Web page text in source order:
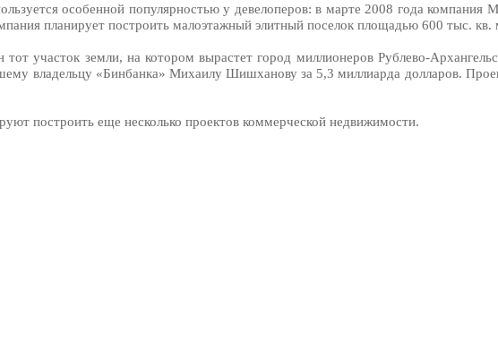
особенной популярностью у девелоперов: в марте 2008 года компания
планирует построить малоэтажный элитный поселок площадью 600 тыс. кв.
участок земли, на котором вырастет город миллионеров Рублево-
владельцу «Бинбанка» Михаилу Шишханову за 5,3 миллиарда долларов.
построить еще несколько проектов коммерческой недвижимости.